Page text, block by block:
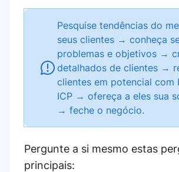
Pesquise tendências do
seus clientes → conheça
problemas e objetivos →
detalhados de clientes →
clientes em potencial com
ICP → ofereça a eles sua
→ feche o negócio.
Pergunte a si mesmo estas
principais: